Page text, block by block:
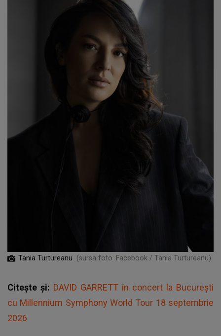
Tania Turtureanu (sursa foto: Facebook / Tania Turtureanu)
Citește și: DAVID GARRETT în concert la București
cu Millennium Symphony World Tour 18 septembrie
2026